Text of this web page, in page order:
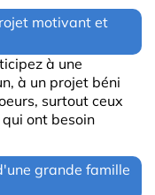
motivant et
à une
à un projet béni
surtout ceux
ont besoin
grande famille